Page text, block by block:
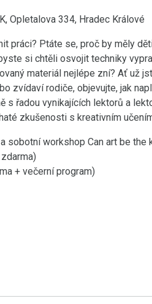
Opletalova 334, Hradec Králové
práci? Ptáte se, proč by měly
si chtěli osvojit techniky
materiál nejlépe zní? Ať už
zvídaví rodiče, objevujte, jak
řadou vynikajících lektorů a
zkušenosti s kreativním
workshop Can art be the
+ večerní program)